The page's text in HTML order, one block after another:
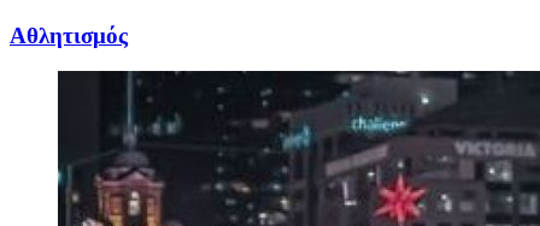
Αθλητισμός